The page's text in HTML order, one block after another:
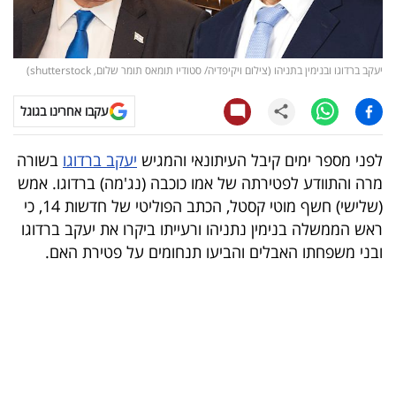
עסקית
קריפטו
ויראלי
טלוויזיה
עסקי
ספורט
קריירה
יעקב ברדוגו ובנימין בתניהו (צילום ויקיפדיה/ סטודיו תומאס תומר שלום, shutterstock)
עקבו אחרינו בגוגל
לפני מספר ימים קיבל העיתונאי והמגיש יעקב ברדוגו בשורה
מרה והתוודע לפטירתה של אמו כוכבה (נג'מה) ברדוגו. אמש
(שלישי) חשף מוטי קסטל, הכתב הפוליטי של חדשות 14, כי
ראש הממשלה בנימין נתניהו ורעייתו ביקרו את יעקב ברדוגו
ובני משפחתו האבלים והביעו תנחומים על פטירת האם.